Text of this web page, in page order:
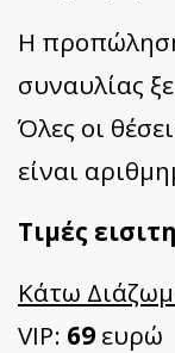
Η
συναυλίας
Όλες οι
είναι
Τιμές
Κάτω
VIP: 69ευρώ